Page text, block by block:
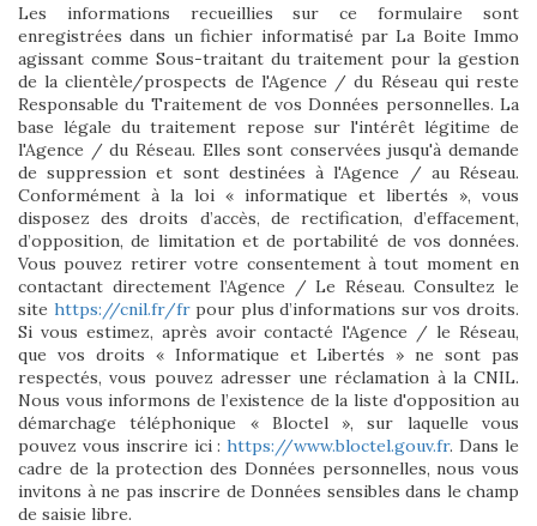
Les informations recueillies sur ce formulaire sont
enregistrées dans un fichier informatisé par La Boite Immo
agissant comme Sous-traitant du traitement pour la gestion
de la clientèle/prospects de l'Agence / du Réseau qui reste
Responsable du Traitement de vos Données personnelles. La
base légale du traitement repose sur l'intérêt légitime de
l'Agence / du Réseau. Elles sont conservées jusqu'à demande
de suppression et sont destinées à l'Agence / au Réseau.
Conformément à la loi « informatique et libertés », vous
disposez des droits d’accès, de rectification, d’effacement,
d’opposition, de limitation et de portabilité de vos données.
Vous pouvez retirer votre consentement à tout moment en
contactant directement l’Agence / Le Réseau. Consultez le
site https://cnil.fr/frpour plus d’informations sur vos droits.
Si vous estimez, après avoir contacté l'Agence / le Réseau,
que vos droits « Informatique et Libertés » ne sont pas
respectés, vous pouvez adresser une réclamation à la CNIL.
Nous vous informons de l’existence de la liste d'opposition au
démarchage téléphonique « Bloctel », sur laquelle vous
pouvez vous inscrire ici :https://www.bloctel.gouv.fr. Dans le
cadre de la protection des Données personnelles, nous vous
invitons à ne pas inscrire de Données sensibles dans le champ
de saisie libre.